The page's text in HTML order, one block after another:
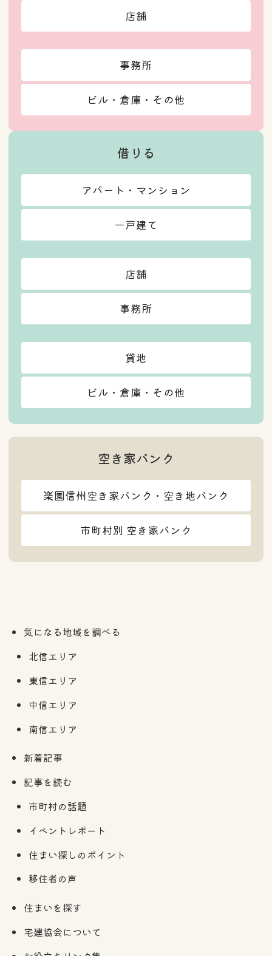
店舗
事務所
ビル・倉庫・その他
借りる
アパート・マンション
一戸建て
店舗
事務所
貸地
ビル・倉庫・その他
空き家バンク
楽園信州空き家バンク・空き地バンク
市町村別 空き家バンク
気になる地域を調べる
北信エリア
東信エリア
中信エリア
南信エリア
新着記事
記事を読む
市町村の話題
イベントレポート
住まい探しのポイント
移住者の声
住まいを探す
宅建協会について